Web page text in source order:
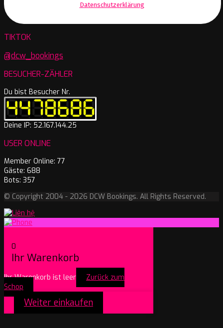
Datenschutzerklärung.
TIKTOK
@dcw_bookings
BESUCHER-ZÄHLER
Du bist Besucher Nr.
Deine IP: 52.167.144.25
USER ONLINE
Member Online: 77
Gäste: 688
Bots: 357
© Copyright 2004 - 2026 DCW Bookings. All Rights Reserved.
0
Ihr Warenkorb
Ihr Warenkorb ist leer
Zurück zum
Schop
Weiter einkaufen